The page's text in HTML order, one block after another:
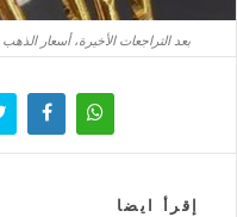
بعد التراجعات الأخيرة، أسعار الذهب ببداية
إقرأ ايضا